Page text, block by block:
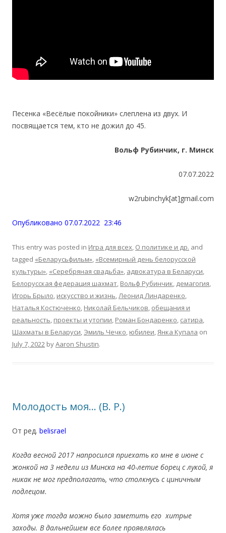
Песенка «Весёлые покойники» слеплена из двух. И
посвящается тем, кто не дожил до 45.
Вольф Рубинчик, г. Минск
07.07.2022
w2rubinchyk[at]gmail.com
Опубликовано 07.07.2022 23:46
This entry was posted in Игра для всех, О политике и др. and
tagged «Беларусьфильм», «Всемирный день белорусской
культуры», «Серебряная свадьба», адвокатура в Беларуси,
Белорусская федерация шахмат, Вольф Рубинчик, демагогия,
Игорь Брыло, искусство и жизнь,Леонид Линдаренко,
Наталья Костюченко, Николай Бельчиков, обещания и
реальность, проекты и утопии, Роман Бондаренко, сатира,
Шахматы в Беларуси, Эмиль Чечко, юбилеи,Янка Купала on
July 7, 2022 byAaron Shustin.
Молодость моя… (В. Р.)
От ред. belisrael
Когда весной 2017 напросился приехать ко мне в июне с
жонкой на 3 недели из Минска на 40-летие борец с лукой, я
никак не мог предполагать, что столкнусь с циничным
подлецом.
Хотя уже тогда можно было заметить его хитрые
заходы. В дальнейшем все более проявлялась